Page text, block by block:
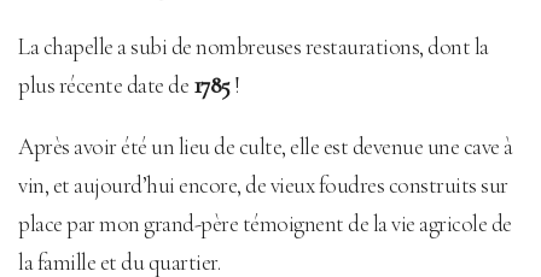
La chapelle a subi de nombreuses restaurations, dont la
plus récente date de 1785!
Après avoir été un lieu de culte, elle est devenue une cave à
vin, et aujourd’hui encore, de vieux foudres construits sur
place par mon grand-père témoignent de la vie agricole de
la famille et du quartier.